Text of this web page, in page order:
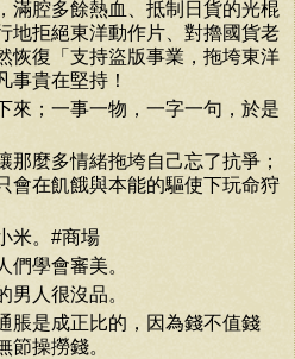
滿腔多餘熱血、抵制日貨的光棍
地拒絕東洋動作片、對擼國貨老
恢復「支持盜版事業，拖垮東洋
事貴在堅持！
來；一事一物，一字一句，於是
那麼多情緒拖垮自己忘了抗爭；
會在飢餓與本能的驅使下玩命狩
米。#商場
們學會審美。
男人很沒品。
脹是成正比的，因為錢不值錢
節操撈錢。